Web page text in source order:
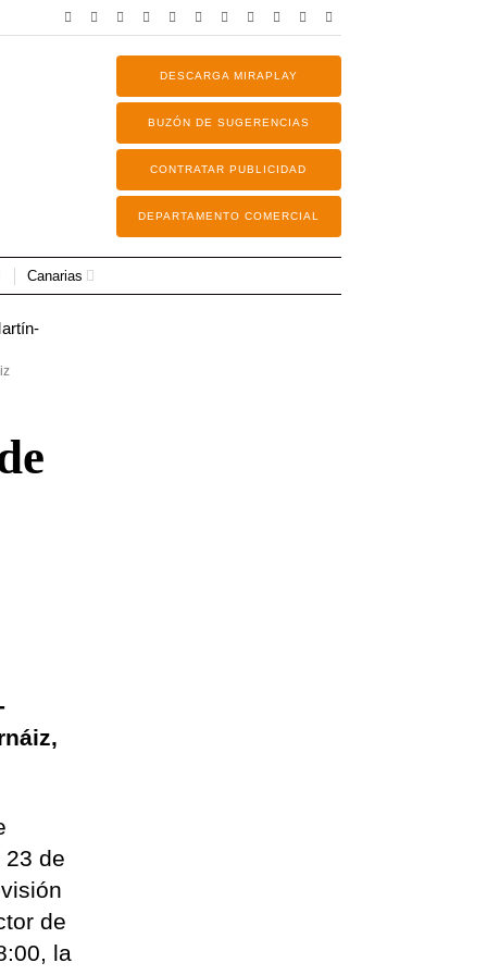
DESCARGA MIRAPLAY
BUZÓN DE SUGERENCIAS
CONTRATAR PUBLICIDAD
DEPARTAMENTO COMERCIAL
Canarias
23 de
de
la